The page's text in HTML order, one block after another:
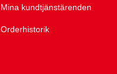
Mina kundtjänstärenden
Orderhistorik